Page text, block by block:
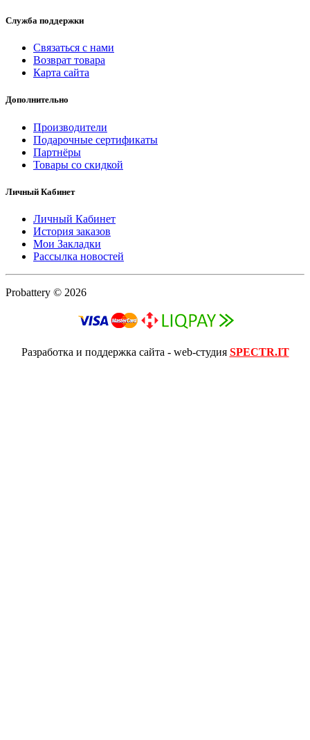
Служба поддержки
Связаться с нами
Возврат товара
Карта сайта
Дополнительно
Производители
Подарочные сертификаты
Партнёры
Товары со скидкой
Личный Кабинет
Личный Кабинет
История заказов
Мои Закладки
Рассылка новостей
Probattery © 2026
Разработка и поддержка сайта - web-студия SPECTR.IT